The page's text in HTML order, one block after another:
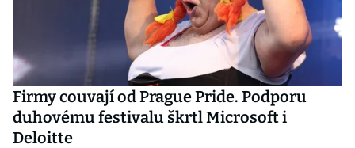
Firmy couvají od Prague Pride. Podporu
duhovému festivalu škrtl Microsoft i
Deloitte